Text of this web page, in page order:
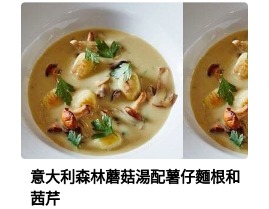
意大利森林蘑菇湯配薯仔麵根和
茜芹